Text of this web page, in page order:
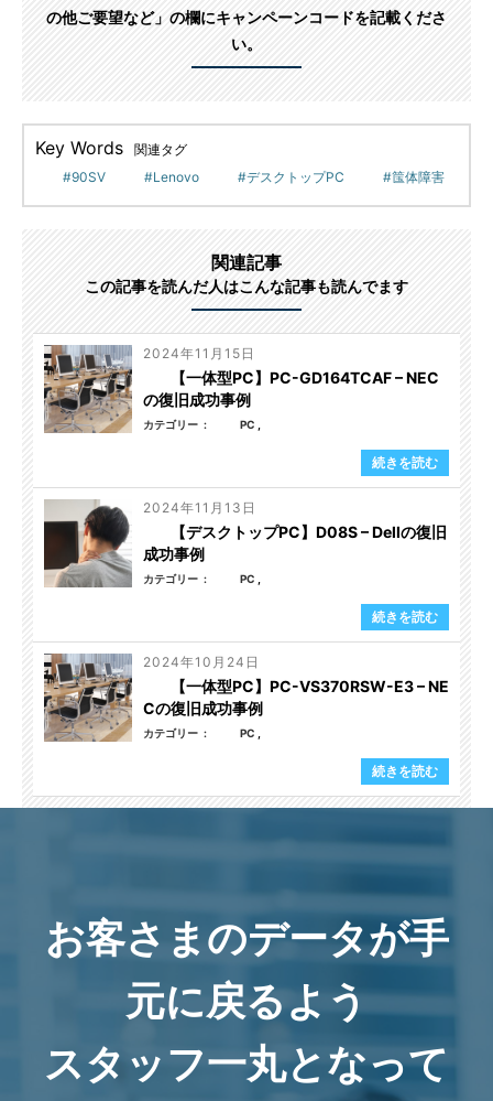
の他ご要望など」の欄にキャンペーンコードを記載くださ
い。
Key Words
関連タグ
90SV
Lenovo デスクトップPC 筺体障害
関連記事
この記事を読んだ人はこんな記事も読んでます
2024年11月15日
【一体型PC】PC-GD164TCAF – NEC
の復旧成功事例
カテゴリー PC
続きを読む
2024年11月13日
【デスクトップPC】D08S – Dellの復旧
成功事例
カテゴリー PC
続きを読む
2024年10月24日
【一体型PC】PC-VS370RSW-E3 – NE
Cの復旧成功事例
カテゴリー PC
続きを読む
お客さまのデータが手
元に戻るよう
スタッフ一丸となって